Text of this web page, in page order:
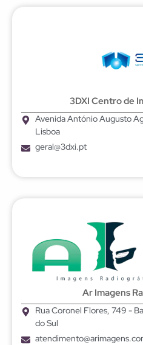
3DXI Centro de
Avenida António Augusto
Lisboa
geral@3dxi.pt
Ar Imagens
Rua Coronel Flores, 749 -
do Sul